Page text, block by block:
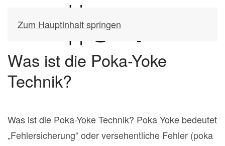
Zum Hauptinhalt springen
Was ist die Poka-Yoke
Technik?
Was ist die Poka-Yoke Technik? Poka Yoke bedeutet
„Fehlersicherung“ oder versehentliche Fehler (poka